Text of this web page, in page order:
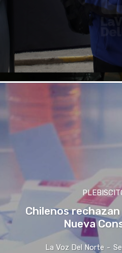
Chilenos
Nueva
La Voz Del Norte -